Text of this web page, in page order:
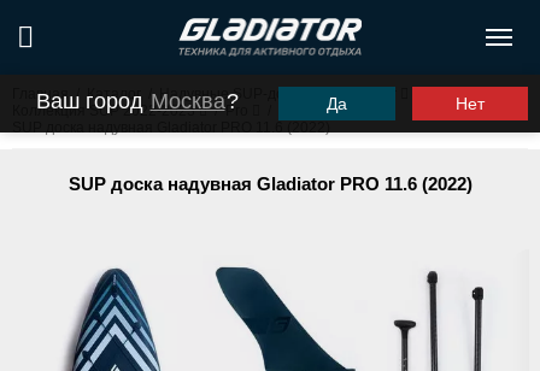
Ваш город Москва? Да Нет
Главная / Каталог Надувные SUP-доски
Коллекция SUP 2022-2023
/ Pro
SUP доска надувная Gladiator PRO 11.6 (2022)